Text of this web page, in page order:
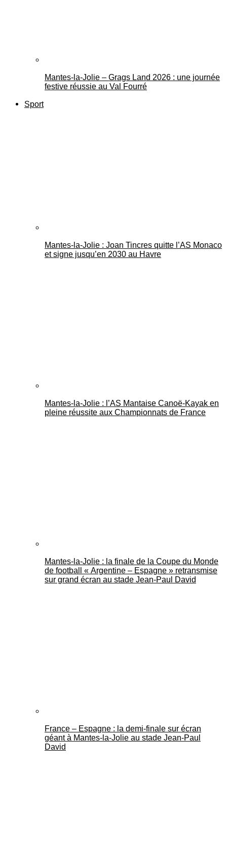
Mantes-la-Jolie – Grags Land 2026 : une journée
festive réussie au Val Fourré
Sport
Mantes-la-Jolie : Joan Tincres quitte l’AS Monaco
et signe jusqu’en 2030 au Havre
Mantes-la-Jolie : l’AS Mantaise Canoë‑Kayak en
pleine réussite aux Championnats de France
Mantes-la-Jolie : la finale de la Coupe du Monde
de football « Argentine – Espagne » retransmise
sur grand écran au stade Jean-Paul David
France – Espagne : la demi-finale sur écran
géant à Mantes-la-Jolie au stade Jean-Paul
David